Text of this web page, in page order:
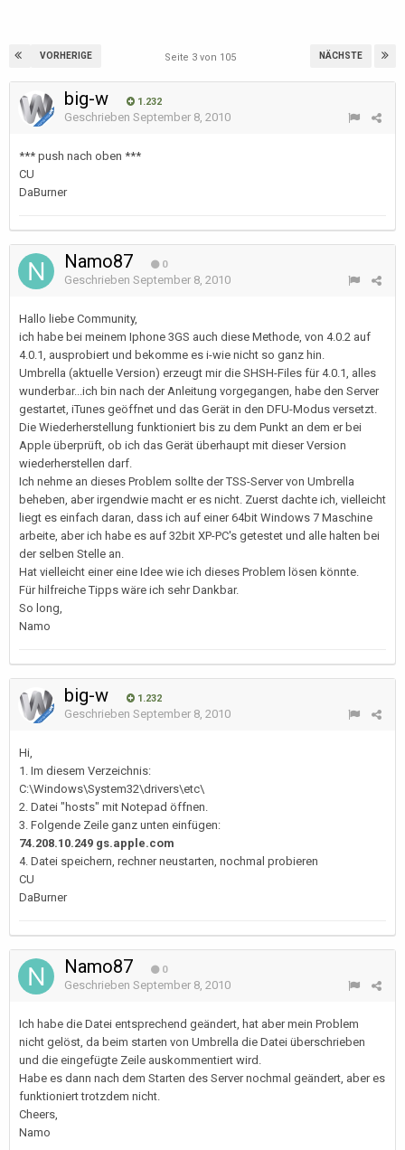
VORHERIGE NÄCHSTE
Seite 3 von 105
big-w 1.232
Geschrieben September 8, 2010
*** push nach oben ***
CU
DaBurner
Namo87 0
Geschrieben September 8, 2010
Hallo liebe Community,
ich habe bei meinem Iphone 3GS auch diese Methode, von 4.0.2 auf
4.0.1, ausprobiert und bekomme es i-wie nicht so ganz hin.
Umbrella (aktuelle Version) erzeugt mir die SHSH-Files für 4.0.1, alles
wunderbar...ich bin nach der Anleitung vorgegangen, habe den Server
gestartet, iTunes geöffnet und das Gerät in den DFU-Modus versetzt.
Die Wiederherstellung funktioniert bis zu dem Punkt an dem er bei
Apple überprüft, ob ich das Gerät überhaupt mit dieser Version
wiederherstellen darf.
Ich nehme an dieses Problem sollte der TSS-Server von Umbrella
beheben, aber irgendwie macht er es nicht. Zuerst dachte ich, vielleicht
liegt es einfach daran, dass ich auf einer 64bit Windows 7 Maschine
arbeite, aber ich habe es auf 32bit XP-PC's getestet und alle halten bei
der selben Stelle an.
Hat vielleicht einer eine Idee wie ich dieses Problem lösen könnte.
Für hilfreiche Tipps wäre ich sehr Dankbar.
So long,
Namo
big-w 1.232
Geschrieben September 8, 2010
Hi,
1. Im diesem Verzeichnis:
C:\Windows\System32\drivers\etc\
2. Datei "hosts" mit Notepad öffnen.
3. Folgende Zeile ganz unten einfügen:
74.208.10.249 gs.apple.com
4. Datei speichern, rechner neustarten, nochmal probieren
CU
DaBurner
Namo87 0
Geschrieben September 8, 2010
Ich habe die Datei entsprechend geändert, hat aber mein Problem
nicht gelöst, da beim starten von Umbrella die Datei überschrieben
und die eingefügte Zeile auskommentiert wird.
Habe es dann nach dem Starten des Server nochmal geändert, aber es
funktioniert trotzdem nicht.
Cheers,
Namo